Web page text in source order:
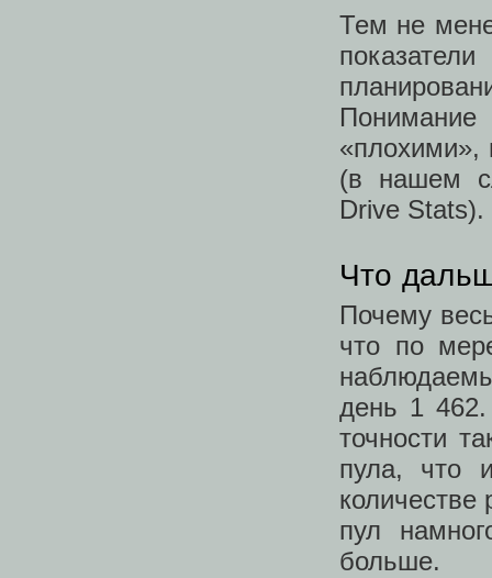
Тем не
«плохими»,
(в нашем
Drive Stats).
Что
Почему
что по
день 1
точности
пула, что
пул
больше.